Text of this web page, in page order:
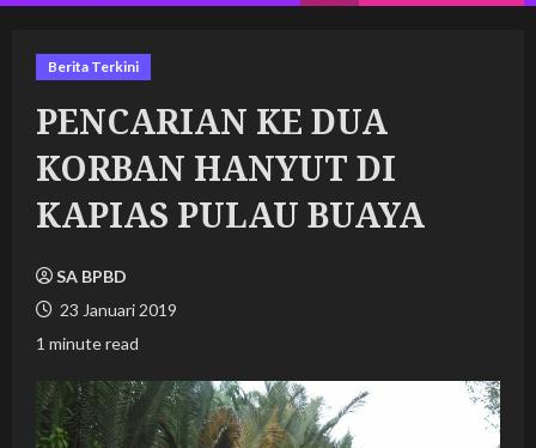
Berita Terkini
PENCARIAN KE DUA
KORBAN HANYUT DI
KAPIAS PULAU BUAYA
SA BPBD
23 Januari 2019
1 minute read